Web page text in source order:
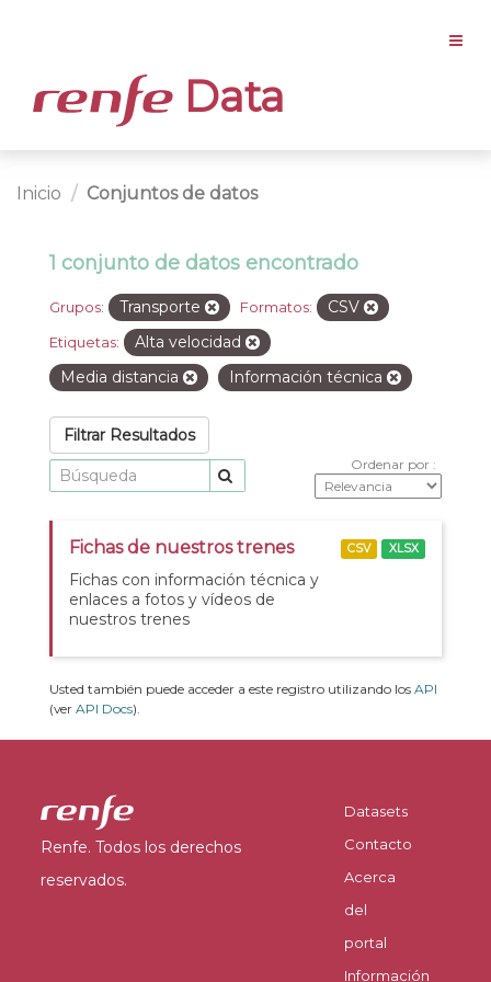
Data
Inicio Conjuntos de datos
1 conjunto de datos encontrado
Grupos: Transporte Formatos: CSV
Etiquetas:
Alta velocidad
Media distancia
Información técnica
Filtrar Resultados
Ordenar por
Fichas de nuestros trenes
Fichas con información técnica y
enlaces a fotos y vídeos de
nuestros trenes
CSV XLSX
Usted también puede acceder a este registro utilizando los API
(ver API Docs).
Renfe. Todos los derechos
reservados.
Datasets
Contacto
Acerca
del
portal
Información